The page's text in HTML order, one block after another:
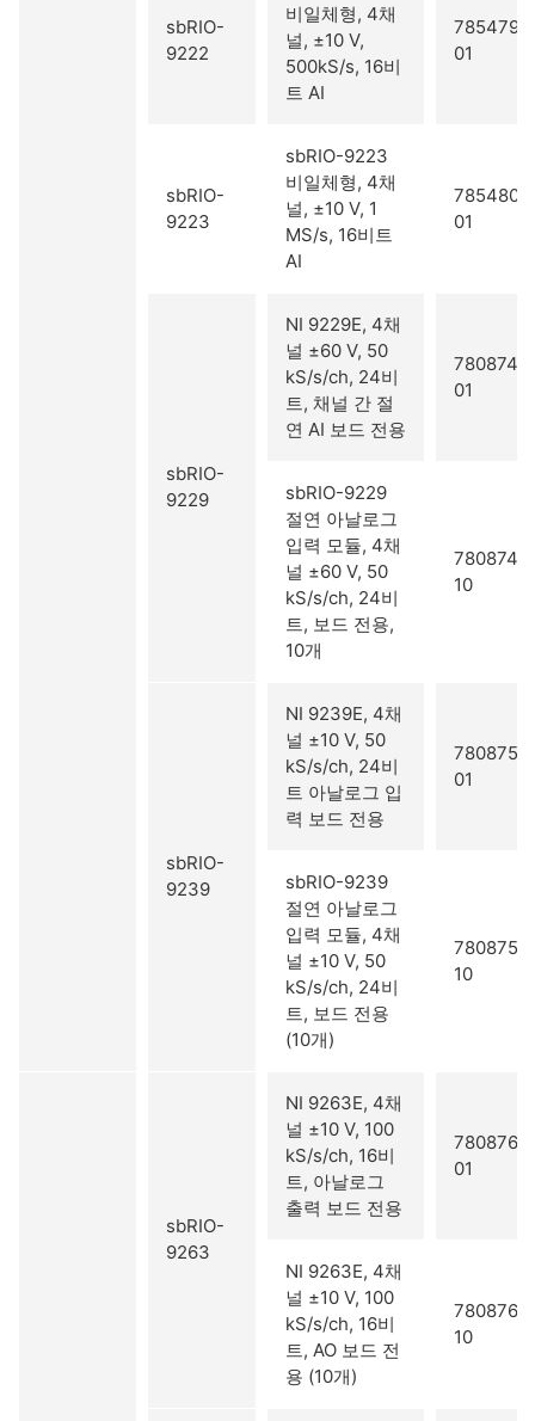
sbRIO-
9222
비일체형, 4채
널, ±10 V,
500kS/s, 16비
트 AI
785479-
01
sbRIO-
9223
sbRIO-9223
비일체형, 4채
널, ±10 V, 1
MS/s, 16비트
AI
785480-
01
sbRIO-
9229
NI 9229E, 4채
널 ±60 V, 50
kS/s/ch, 24비
트, 채널 간 절
연 AI 보드 전용
780874-
01
sbRIO-9229
절연 아날로그
입력 모듈, 4채
널 ±60 V, 50
kS/s/ch, 24비
트, 보드 전용,
10개
780874-
10
sbRIO-
9239
NI 9239E, 4채
널 ±10 V, 50
kS/s/ch, 24비
트 아날로그 입
력 보드 전용
780875-
01
sbRIO-9239
절연 아날로그
입력 모듈, 4채
널 ±10 V, 50
kS/s/ch, 24비
트, 보드 전용
(10개)
780875-
10
sbRIO-
9263
NI 9263E, 4채
널 ±10 V, 100
kS/s/ch, 16비
트, 아날로그
출력 보드 전용
780876-
01
NI 9263E, 4채
널 ±10 V, 100
kS/s/ch, 16비
트, AO 보드 전
용 (10개)
780876-
10